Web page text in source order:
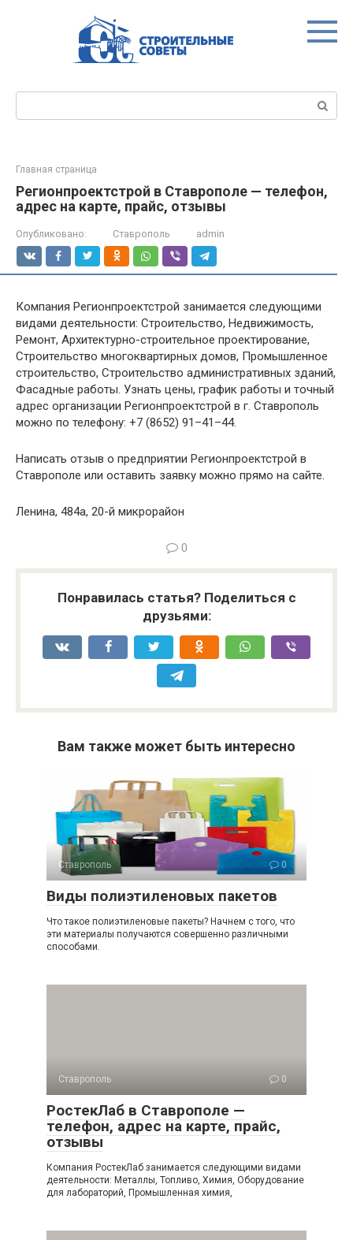
Главная страница
Регионпроектстрой в Ставрополе — телефон,
адрес на карте, прайс, отзывы
Опубликовано: Ставрополь admin
Компания Регионпроектстрой занимается следующими
видами деятельности: Строительство, Недвижимость,
Ремонт, Архитектурно-строительное проектирование,
Строительство многоквартирных домов, Промышленное
строительство, Строительство административных зданий,
Фасадные работы. Узнать цены, график работы и точный
адрес организации Регионпроектстрой в г. Ставрополь
можно по телефону: +7 (8652) 91–41–44.
Написать отзыв о предприятии Регионпроектстрой в
Ставрополе или оставить заявку можно прямо на сайте.
Ленина, 484а, 20-й микрорайон
0
Понравилась статья? Поделиться с
друзьями:
Вам также может быть интересно
Ставрополь 0
Виды полиэтиленовых пакетов
Что такое полиэтиленовые пакеты? Начнем с того, что
эти материалы получаются совершенно различными
способами.
Ставрополь 0
РостекЛаб в Ставрополе —
телефон, адрес на карте, прайс,
отзывы
Компания РостекЛаб занимается следующими видами
деятельности: Металлы, Топливо, Химия, Оборудование
для лабораторий, Промышленная химия,